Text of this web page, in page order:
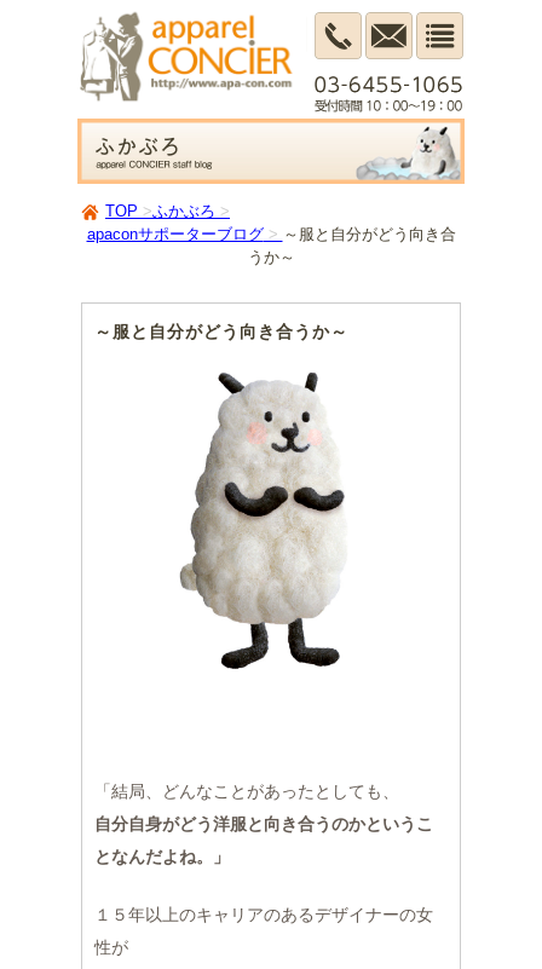
TOP
ふかぶろ
apaconサポーターブログ
～服と自分がどう向き合
うか～
～服と自分がどう向き合うか～
「結局、どんなことがあったとしても、
自分自身がどう洋服と向き合うのかというこ
となんだよね。」
１５年以上のキャリアのあるデザイナーの女
性が